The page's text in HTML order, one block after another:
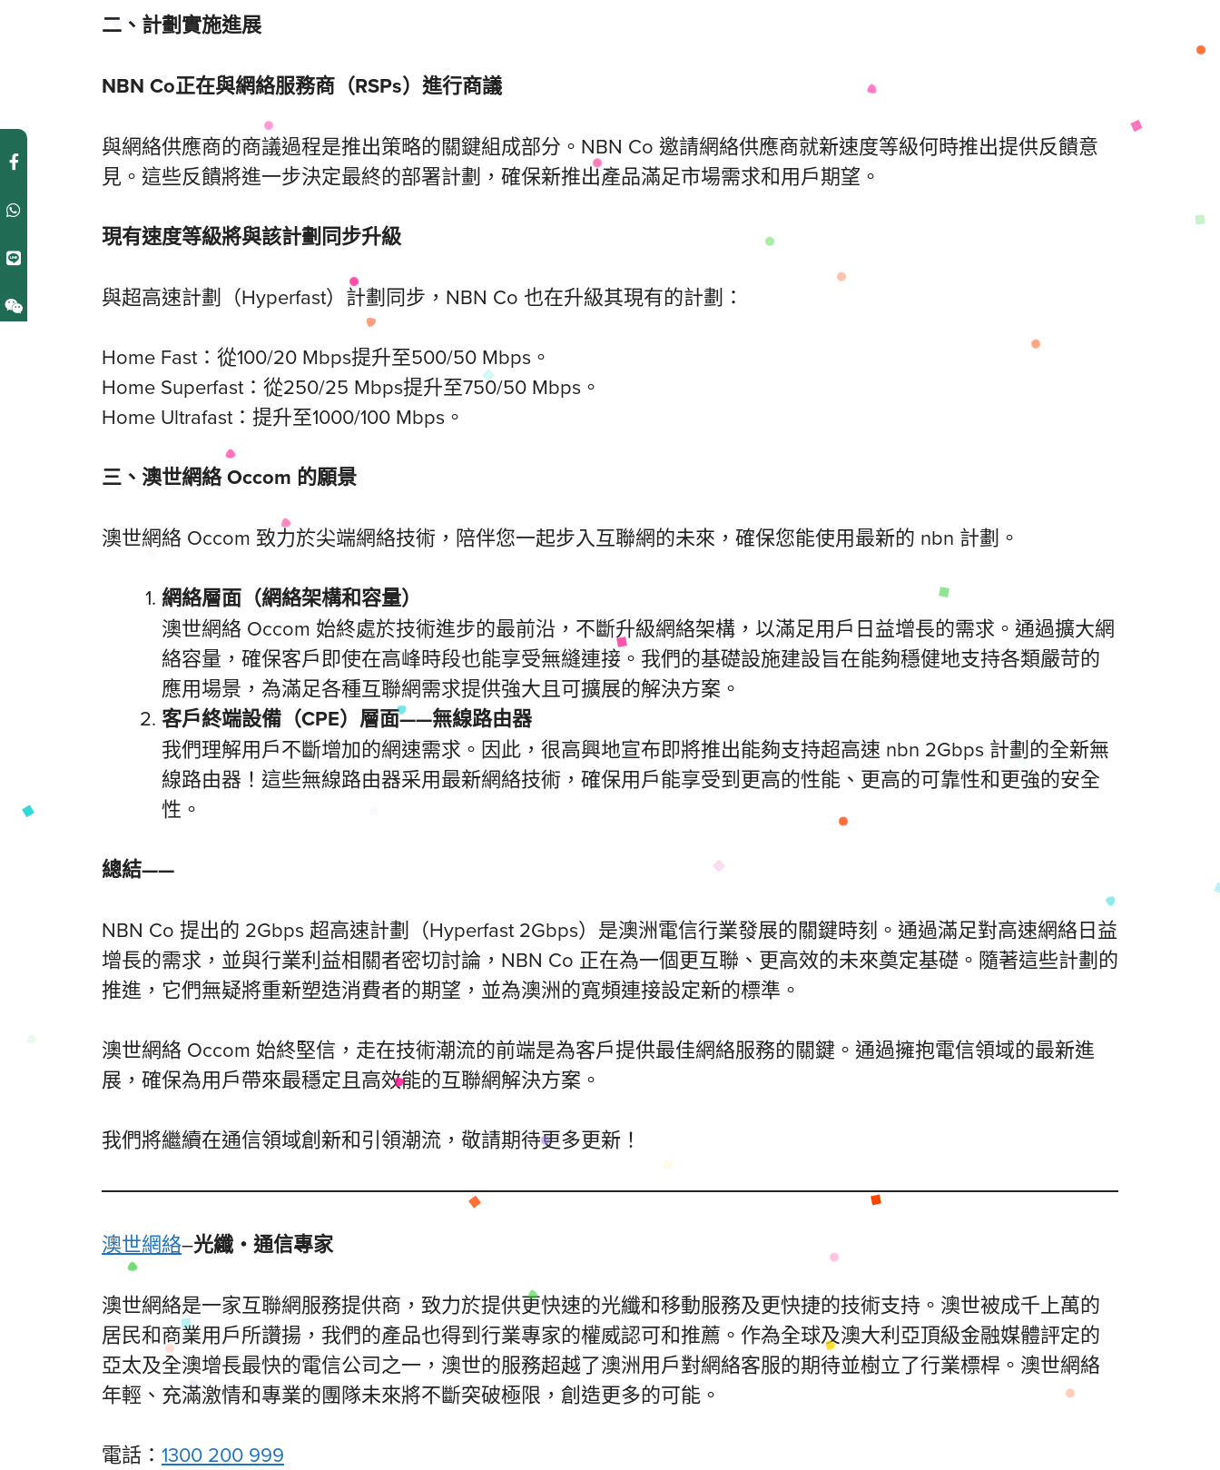
二、計劃實施進展
NBN Co正在與網絡服務商（RSPs） 進行商議
與網絡供應商的商議過程是推出策略的關鍵組成部分。NBN Co 邀請網絡供應商就新速度等級何時推出提供反饋意
見。這些反饋將進一步決定最終的部署計劃，確保新推出產品滿足市場需求和用戶期望。
現有速度等級將與該計劃同步升級
與超高速計劃（Hyperfast）計劃同步，NBN Co 也在升級其現有的計劃：
Home Fast：從100/20 Mbps提升至500/50 Mbps。
Home Superfast：從250/25 Mbps提升至750/50 Mbps。
Home Ultrafast：提升至1000/100 Mbps。
三、 澳世網絡Occom 的願景
澳世網絡 Occom 致力於尖端網絡技術，陪伴您一起步入互聯網的未來，確保您能使用最新的 nbn 計劃。
網絡層面（網絡架構和容量）
澳世網絡 Occom 始終處於技術進步的最前沿，不斷升級網絡架構，以滿足用戶日益增長的需求。通過擴大網
絡容量，確保客戶即使在高峰時段也能享受無縫連接。我們的基礎設施建設旨在能夠穩健地支持各類嚴苛的
應用場景，為滿足各種互聯網需求提供強大且可擴展的解決方案。
客戶終端設備（CPE）層面——無線路由器
我們理解用戶不斷增加的網速需求。因此，很高興地宣布即將推出能夠支持超高速 nbn 2Gbps 計劃的全新無
線路由器！這些無線路由器采用最新網絡技術，確保用戶能享受到更高的性能、更高的可靠性和更強的安全
性。
總結——
NBN Co 提出的 2Gbps 超高速計劃（Hyperfast 2Gbps）是澳洲電信行業發展的關鍵時刻。通過滿足對高速網絡日益
增長的需求，並與行業利益相關者密切討論，NBN Co 正在為一個更互聯、更高效的未來奠定基礎。隨著這些計劃的
推進，它們無疑將重新塑造消費者的期望，並為澳洲的寬頻連接設定新的標準。
澳世網絡 Occom 始終堅信，走在技術潮流的前端是為客戶提供最佳網絡服務的關鍵。通過擁抱電信領域的最新進
展，確保為用戶帶來最穩定且高效能的互聯網解決方案。
我們將繼續在通信領域創新和引領潮流，敬請期待更多更新！
澳世網絡–光纖・通信專家
澳世網絡是一家互聯網服務提供商，致力於提供更快速的光纖和移動服務及更快捷的技術支持。澳世被成千上萬的
居民和商業用戶所讚揚，我們的產品也得到行業專家的權威認可和推薦。作為全球及澳大利亞頂級金融媒體評定的
亞太及全澳增長最快的電信公司之一，澳世的服務超越了澳洲用戶對網絡客服的期待並樹立了行業標桿。澳世網絡
年輕、充滿激情和專業的團隊未來將不斷突破極限，創造更多的可能。
電話： 1300 200 999